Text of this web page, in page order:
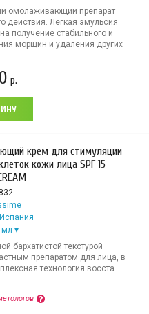
омолаживающий препарат
действия. Легкая эмульсия
получение стабильного и
морщин и удаления других
р.
крем для стимуляции
кожи лица SPF 15
Испания
мл
бархатистой текстурой
препаратом для лица, в
технология восста...